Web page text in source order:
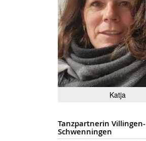
Katja
Tanzpartnerin Villingen-
Schwenningen